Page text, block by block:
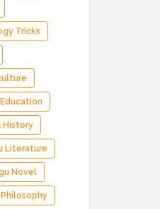
Tricks
History
Literature
Novel